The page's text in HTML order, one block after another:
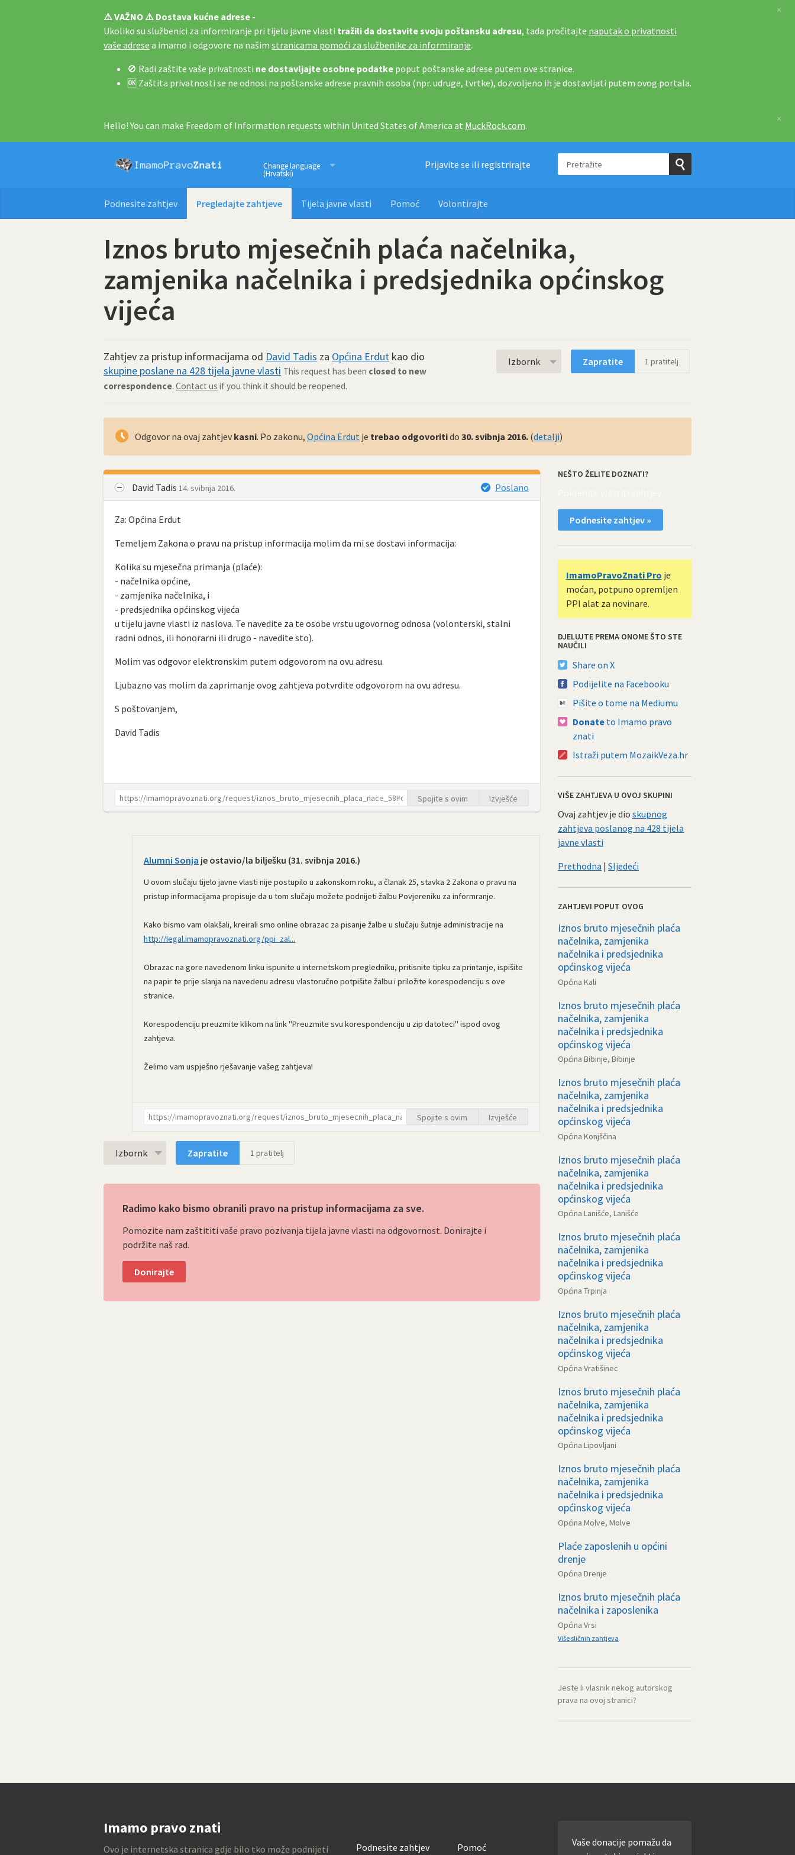
⚠️ VAŽNO ⚠️ Dostava kućne adrese -
Ukoliko su službenici za informiranje pri tijelu javne vlasti tražili da dostavite svoju poštansku adresu, tada pročitajte naputak o privatnosti
vaše adrese a imamo i odgovore na našim stranicama pomoći za službenike za informiranje.
🚫 Radi zaštite vaše privatnosti ne dostavljajte osobne podatke poput poštanske adrese putem ove stranice.
🆗 Zaštita privatnosti se ne odnosi na poštanske adrese pravnih osoba (npr. udruge, tvrtke), dozvoljeno ih je dostavljati putem ovog portala.
×
Hello! You can make Freedom of Information requests within United States of America at MuckRock.com.
×
Imamo pravo znati
Change language
(Hrvatski)
Prijavite se ili registrirajte Pretražite
Pošaljite
Podnesite zahtjev Pregledajte zahtjeve Tijela javne vlasti Pomoć Volontirajte
Iznos bruto mjesečnih plaća načelnika,
zamjenika načelnika i predsjednika općinskog
vijeća
Zahtjev za pristup informacijama od David Tadis za Općina Erdut kao dio
skupine poslane na 428 tijela javne vlasti This request has been closed to new
correspondence. Contact us if you think it should be reopened.
Izbornk Zapratite 1 pratitelj
Odgovor na ovaj zahtjev kasni. Po zakonu, Općina Erdut je trebao odgovoritido 30. svibnja 2016. (detalji)
David Tadis 14. svibnja 2016. Poslano
Za: Općina Erdut
Temeljem Zakona o pravu na pristup informacija molim da mi se dostavi informacija:
Kolika su mjesečna primanja (plaće):
- načelnika općine,
- zamjenika načelnika, i
- predsjednika općinskog vijeća
u tijelu javne vlasti iz naslova. Te navedite za te osobe vrstu ugovornog odnosa (volonterski, stalni
radni odnos, ili honorarni ili drugo - navedite sto).
Molim vas odgovor elektronskim putem odgovorom na ovu adresu.
Ljubazno vas molim da zaprimanje ovog zahtjeva potvrdite odgovorom na ovu adresu.
S poštovanjem,
David Tadis
Spojite s ovim Izvješće
Alumni Sonja je ostavio/la bilješku (31. svibnja 2016.)
U ovom slučaju tijelo javne vlasti nije postupilo u zakonskom roku, a članak 25, stavka 2 Zakona o pravu na
pristup informacijama propisuje da u tom slučaju možete podnijeti žalbu Povjereniku za informranje.
Kako bismo vam olakšali, kreirali smo online obrazac za pisanje žalbe u slučaju šutnje administracije na
http://legal.imamopravoznati.org/ppi_zal...
Obrazac na gore navedenom linku ispunite u internetskom pregledniku, pritisnite tipku za printanje, ispišite
na papir te prije slanja na navedenu adresu vlastoručno potpišite žalbu i priložite korespodenciju s ove
stranice.
Korespodenciju preuzmite klikom na link "Preuzmite svu korespondenciju u zip datoteci" ispod ovog
zahtjeva.
Želimo vam uspješno rješavanje vašeg zahtjeva!
Spojite s ovim Izvješće
Izbornk Zapratite 1 pratitelj
Radimo kako bismo obranili pravo na pristup informacijama za sve.
Pomozite nam zaštititi vaše pravo pozivanja tijela javne vlasti na odgovornost. Donirajte i
podržite naš rad.
Donirajte
NEŠTO ŽELITE DOZNATI?
Podnesite zahtjev »
ImamoPravoZnati Pro je
moćan, potpuno opremljen
PPI alat za novinare.
DJELUJTE PREMA ONOME ŠTO STE
NAUČILI
Share on X
Podijelite na Facebooku
Pišite o tome na Mediumu
Donate to Imamo pravo
znati
Istraži putem MozaikVeza.hr
VIŠE ZAHTJEVA U OVOJ SKUPINI
Ovaj zahtjev je dio skupnog
zahtjeva poslanog na 428 tijela
javne vlasti
Prethodna | Sljedeći
ZAHTJEVI POPUT OVOG
Iznos bruto mjesečnih plaća
načelnika, zamjenika
načelnika i predsjednika
općinskog vijeća
Općina Kali
Iznos bruto mjesečnih plaća
načelnika, zamjenika
načelnika i predsjednika
općinskog vijeća
Općina Bibinje, Bibinje
Iznos bruto mjesečnih plaća
načelnika, zamjenika
načelnika i predsjednika
općinskog vijeća
Općina Konjščina
Iznos bruto mjesečnih plaća
načelnika, zamjenika
načelnika i predsjednika
općinskog vijeća
Općina Lanišće, Lanišće
Iznos bruto mjesečnih plaća
načelnika, zamjenika
načelnika i predsjednika
općinskog vijeća
Općina Trpinja
Iznos bruto mjesečnih plaća
načelnika, zamjenika
načelnika i predsjednika
općinskog vijeća
Općina Vratišinec
Iznos bruto mjesečnih plaća
načelnika, zamjenika
načelnika i predsjednika
općinskog vijeća
Općina Lipovljani
Iznos bruto mjesečnih plaća
načelnika, zamjenika
načelnika i predsjednika
općinskog vijeća
Općina Molve, Molve
Plaće zaposlenih u općini
drenje
Općina Drenje
Iznos bruto mjesečnih plaća
načelnika i zaposlenika
Općina Vrsi
Više sličnih zahtjeva
Jeste li vlasnik nekog autorskog
prava na ovoj stranici?
Imamo pravo znati
Ovo je internetska stranica gdje bilo tko može podnijeti Podnesite zahtjev Pomoć
Vaše donacije pomažu da